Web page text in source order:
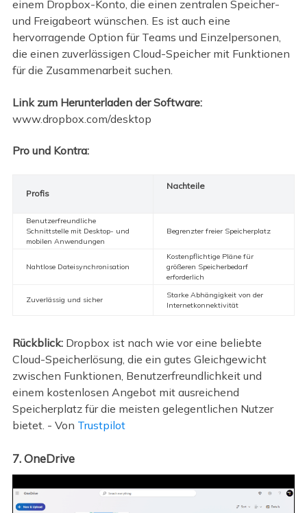
einem Dropbox-Konto, die einen zentralen Speicher-
und Freigabeort wünschen. Es ist auch eine
hervorragende Option für Teams und Einzelpersonen,
die einen zuverlässigen Cloud-Speicher mit Funktionen
für die Zusammenarbeit suchen.
Link zum Herunterladen der Software:
www.dropbox.com/desktop
Pro und Kontra:
Profis
Nachteile
Benutzerfreundliche
Schnittstelle mit Desktop- und
mobilen Anwendungen
Begrenzter freier Speicherplatz
Nahtlose Dateisynchronisation
Kostenpflichtige Pläne für
größeren Speicherbedarf
erforderlich
Zuverlässig und sicher
Starke Abhängigkeit von der
Internetkonnektivität
Rückblick:Dropbox ist nach wie vor eine beliebte
Cloud-Speicherlösung, die ein gutes Gleichgewicht
zwischen Funktionen, Benutzerfreundlichkeit und
einem kostenlosen Angebot mit ausreichend
Speicherplatz für die meisten gelegentlichen Nutzer
bietet. - Von Trustpilot
7. OneDrive